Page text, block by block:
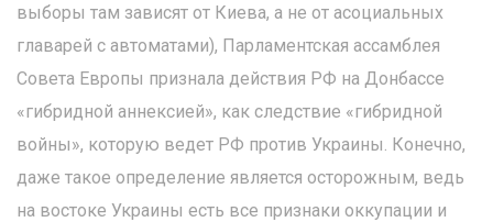
выборы там зависят от Киева, а не от асоциальных
главарей с автоматами), Парламентская ассамблея
Совета Европы признала действия РФ на Донбассе
«гибридной аннексией», как следствие «гибридной
войны», которую ведет РФ против Украины. Конечно,
даже такое определение является осторожным, ведь
на востоке Украины есть все признаки оккупации и